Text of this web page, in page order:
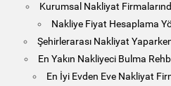
Kurumsal Nakliyat
Nakliye Fiyat Hesaplama
Şehirlerarası Nakliyat
En Yakın Nakliyeci Bulma
En İyi Evden Eve Nakliyat